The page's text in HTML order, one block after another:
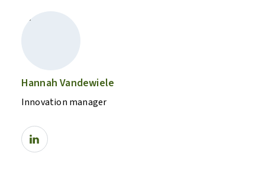
Hannah Vandewiele
Innovation manager